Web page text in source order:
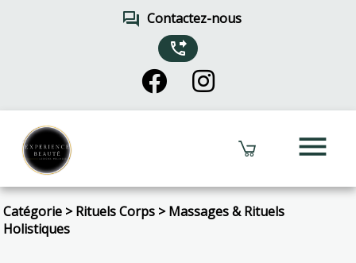
forum Contactez-nous
phone_forwarded
menu
Catégorie >Rituels Corps >Massages & Rituels
Holistiques